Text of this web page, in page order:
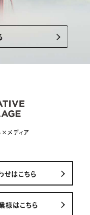
×メディア
せはこちら
様はこちら